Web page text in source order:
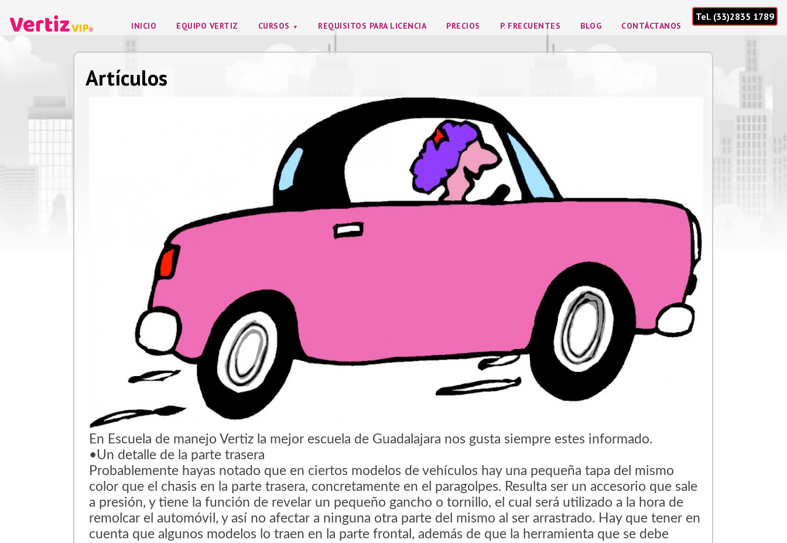
INICIO EQUIPO VERTIZ CURSOS REQUISITOS PARA LICENCIA PRECIOS P. FRECUENTES BLOG CONTÁCTANOS
Tel. (33)2835 1789
Artículos
En Escuela de manejo Vertiz la mejor escuela de Guadalajara nos gusta siempre estes informado.
•Un detalle de la parte trasera
Probablemente hayas notado que en ciertos modelos de vehículos hay una pequeña tapa del mismo
color que el chasis en la parte trasera, concretamente en el paragolpes. Resulta ser un accesorio que sale
a presión, y tiene la función de revelar un pequeño gancho o tornillo, el cual será utilizado a la hora de
remolcar el automóvil, y así no afectar a ninguna otra parte del mismo al ser arrastrado. Hay que tener en
cuenta que algunos modelos lo traen en la parte frontal, además de que la herramienta que se debe